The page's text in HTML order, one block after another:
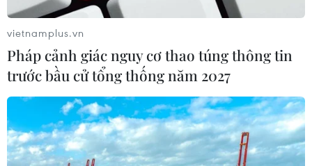
vietnamplus.vn
Pháp cảnh giác nguy cơ thao túng thông tin
trước bầu cử tổng thống năm 2027